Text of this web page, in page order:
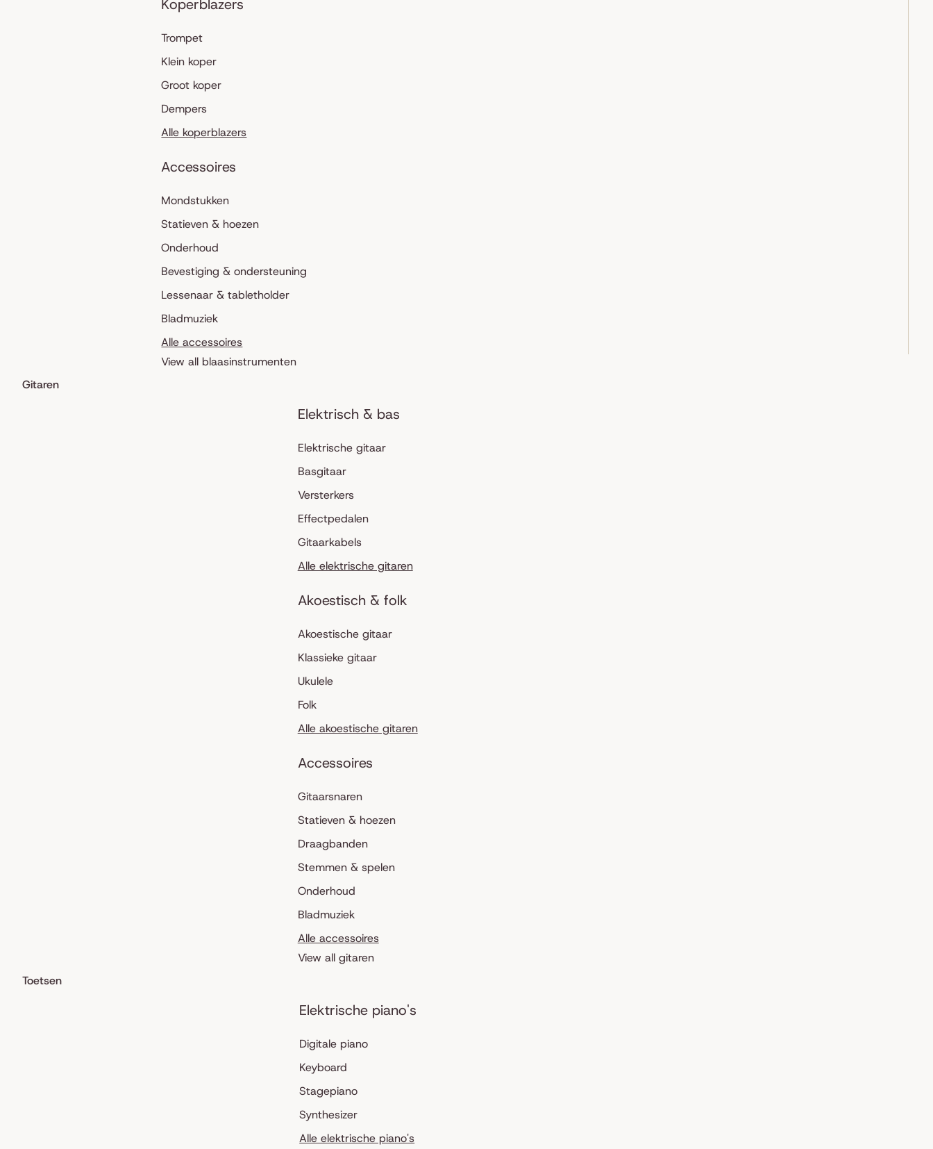
Koperblazers
Trompet
Klein koper
Groot koper
Dempers
Alle koperblazers
Accessoires
Mondstukken
Statieven & hoezen
Onderhoud
Bevestiging & ondersteuning
Lessenaar & tabletholder
Bladmuziek
Alle accessoires
View all blaasinstrumenten
Gitaren
Elektrisch & bas
Elektrische gitaar
Basgitaar
Versterkers
Effectpedalen
Gitaarkabels
Alle elektrische gitaren
Akoestisch & folk
Akoestische gitaar
Klassieke gitaar
Ukulele
Folk
Alle akoestische gitaren
Accessoires
Gitaarsnaren
Statieven & hoezen
Draagbanden
Stemmen & spelen
Onderhoud
Bladmuziek
Alle accessoires
View all gitaren
Toetsen
Elektrische piano's
Digitale piano
Keyboard
Stagepiano
Synthesizer
Alle elektrische piano's